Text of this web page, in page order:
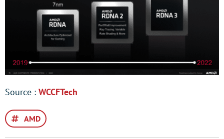
Source : WCCFTech
AMD